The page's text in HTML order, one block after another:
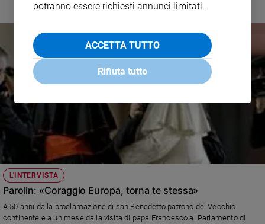
L'INTERVISTA
Parolin: «Coraggio Europa, torna te stessa»
A 50 anni dalla proclamazione di san Benedetto patrono del Vecchio
continente e a un mese dalla visita di papa Francesco al Parlamento di
potranno essere richiesti annunci limitati.
ACCETTA TUTTO
Rifiuta tutto